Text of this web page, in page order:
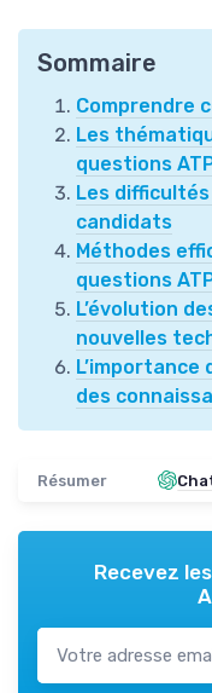
Sommaire
Comprendre
Les
questions
Les
candidats
Méthodes
questions
L’évolution
nouvelles
L’importance
des
Résumer
Recevez